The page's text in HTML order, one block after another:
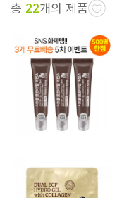
총 22개의 제품